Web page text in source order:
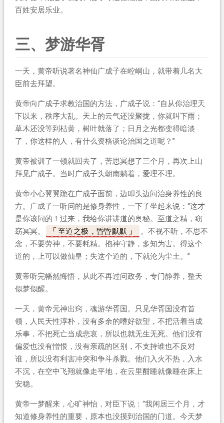
百姓安居乐业。
三、梦游华胥
一天，黄帝听说著名神仙广成子在崆峒山，就带着几名大
臣前去拜望。
黄帝向广成子求教治国的方法，广成子说：“自从你治理天
下以来，秩序大乱。天上的云气还没聚拢，你就叫下雨；
草木还没等到枯黄，树叶就落了；日月之光都变得暗淡
了，你这样的人，有什么资格谈论治国之道呢？”
黄帝被训了一顿就回去了，苦思冥想了三个月，再次上山
拜见广成子。当时广成子头朝南躺着，爱理不理。
黄帝小心翼翼跪在广成子面前，边叩头边问治身养性的良
方。广成子一听问的是修身养性，一下子坐起来说：“这才
是你该问的！过来，我给你讲讲道的奥秘。至道之精，窈
窈冥冥。
至道之极，昏昏默默
。不视不听，不思不
念，不要劳神，不要耗精。抱神守静，多知为害。得这个
道的，上可以做仙皇；失这个道的，下就沦为尘土。”
黄帝听完幡然悔悟，从此不再过问政务，专门静养，整天
似梦似醒。
一天，黄帝元神出窍，魂游华胥国。只见华胥国没有首
领，人民天性淳朴，没有多余的嗜好欲望，不把活着当成
乐事，不把死亡当成悲哀，所以也就无生无死。他们没有
偏爱也没有憎恨，没有亲疏的区别，不支持谁也不反对
谁，所以没有利害冲突和争斗杀戮。他们入火不热，入水
不沉，在空中飞翔就像走平地，在云里酣睡就像睡在床上
安稳。
黄帝一梦醒来，心旷神怡，对臣下说：“我闲居三个月，才
知道修身养性的重要，原本也没摸到治国的门道。今天梦